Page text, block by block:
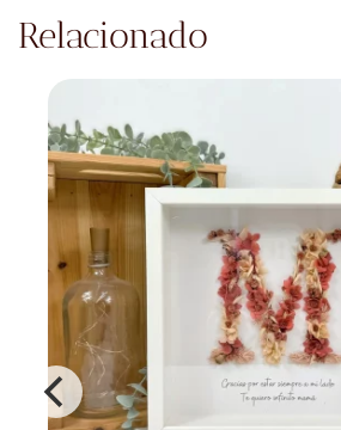
Relacionado